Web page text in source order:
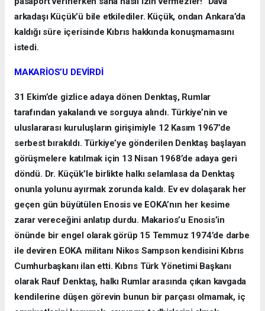
arkadaşı Küçük’ü bile etkilediler. Küçük, ondan Ankara’da
kaldığı süre içerisinde Kıbrıs hakkında konuşmamasını
istedi.
MAKARİOS’U DEVİRDİ
31 Ekim’de gizlice adaya dönen Denktaş, Rumlar
tarafından yakalandı ve sorguya alındı. Türkiye’nin ve
uluslararası kuruluşların girişimiyle 12 Kasım 1967’de
serbest bırakıldı. Türkiye’ye gönderilen Denktaş başlayan
görüşmelere katılmak için 13 Nisan 1968’de adaya geri
döndü. Dr. Küçük’le birlikte halkı selamlasa da Denktaş
onunla yolunu ayırmak zorunda kaldı. Ev ev dolaşarak her
geçen gün büyütülen Enosis ve EOKA’nın her kesime
zarar vereceğini anlatıp durdu. Makarios’u Enosis’in
önünde bir engel olarak görüp 15 Temmuz 1974’de darbe
ile deviren EOKA militanı Nikos Sampson kendisini Kıbrıs
Cumhurbaşkanı ilan etti. Kıbrıs Türk Yönetimi Başkanı
olarak Rauf Denktaş, halkı Rumlar arasında çıkan kavgada
kendilerine düşen görevin bunun bir parçası olmamak, iç